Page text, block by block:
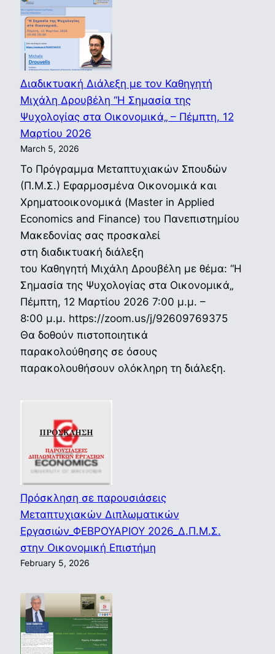
Διαδικτυακή Διάλεξη με τον Καθηγητή
Μιχάλη Δρουβέλη “Η Σημασία της
Ψυχολογίας στα Οικονομικά„ – Πέμπτη, 12
Μαρτίου 2026
March 5, 2026
Το Πρόγραμμα Μεταπτυχιακών Σπουδών
(Π.Μ.Σ.) Εφαρμοσμένα Οικονομικά και
Χρηματοοικονομικά (Master in Applied
Economics and Finance) του Πανεπιστημίου
Μακεδονίας σας προσκαλεί
στη διαδικτυακή διάλεξη
του Καθηγητή Μιχάλη Δρουβέλη με θέμα: “Η
Σημασία της Ψυχολογίας στα Οικονομικά„
Πέμπτη, 12 Μαρτίου 2026 7:00 μ.μ. –
8:00 μ.μ. https://zoom.us/j/92609769375
Θα δοθούν πιστοποιητικά
παρακολούθησης σε όσους
παρακολουθήσουν ολόκληρη τη διάλεξη.
Πρόσκληση σε παρουσιάσεις
Μεταπτυχιακών Διπλωματικών
Εργασιών_ΦΕΒΡΟΥΑΡΙΟΥ 2026_Δ.Π.Μ.Σ.
στην Οικονομική Επιστήμη
February 5, 2026